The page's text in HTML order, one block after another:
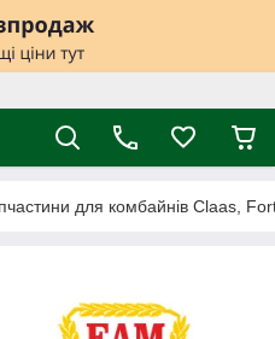
для комбайнів Claas,